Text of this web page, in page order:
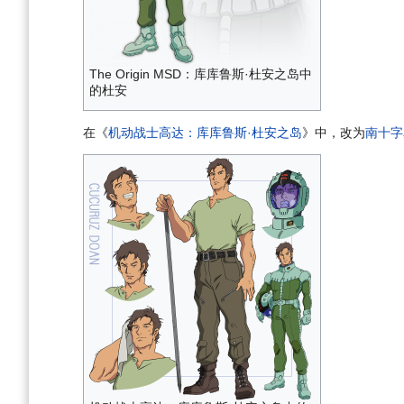
The Origin MSD：库库鲁斯·杜安之岛中
的杜安
在《机动战士高达：库库鲁斯·杜安之岛》中，改为南十